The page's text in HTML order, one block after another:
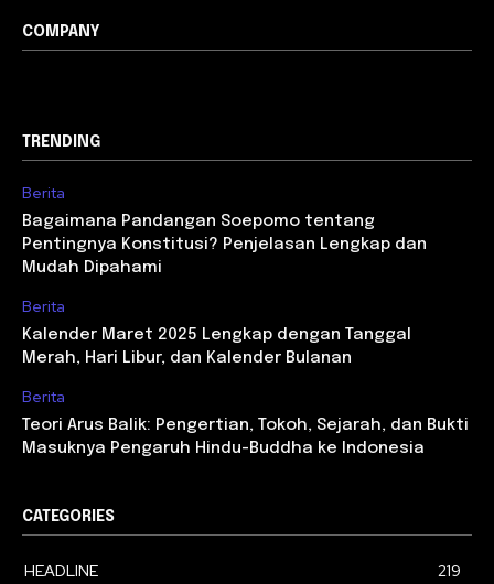
COMPANY
TRENDING
Berita
Bagaimana Pandangan Soepomo tentang
Pentingnya Konstitusi? Penjelasan Lengkap dan
Mudah Dipahami
Berita
Kalender Maret 2025 Lengkap dengan Tanggal
Merah, Hari Libur, dan Kalender Bulanan
Berita
Teori Arus Balik: Pengertian, Tokoh, Sejarah, dan Bukti
Masuknya Pengaruh Hindu-Buddha ke Indonesia
CATEGORIES
HEADLINE 219